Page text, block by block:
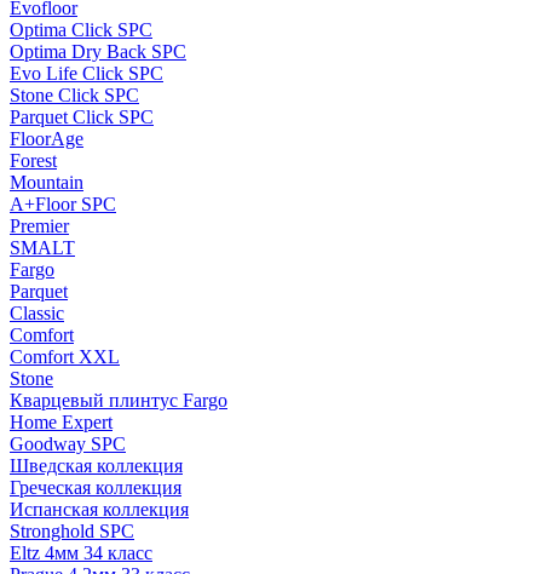
Evofloor
Optima Click SPC
Optima Dry Back SPC
Evo Life Click SPC
Stone Click SPC
Parquet Click SPC
FloorAge
Forest
Mountain
A+Floor SPC
Premier
SMALT
Fargo
Parquet
Classic
Comfort
Comfort XXL
Stone
Кварцевый плинтус Fargo
Home Expert
Goodway SPC
Шведская коллекция
Греческая коллекция
Испанская коллекция
Stronghold SPC
Eltz 4мм 34 класс